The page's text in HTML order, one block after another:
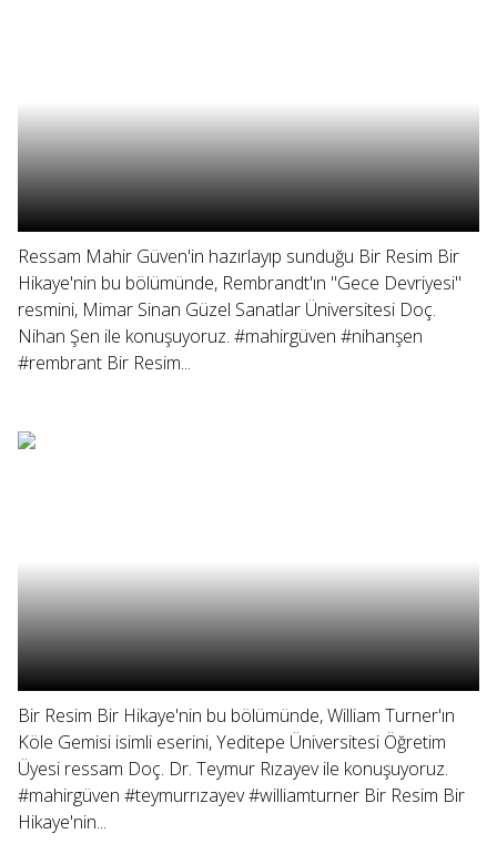
Ressam Mahir Güven'in hazırlayıp sunduğu Bir Resim Bir
Hikaye'nin bu bölümünde, Rembrandt'ın "Gece Devriyesi"
resmini, Mimar Sinan Güzel Sanatlar Üniversitesi Doç.
Nihan Şen ile konuşuyoruz. #mahirgüven #nihanşen
#rembrant Bir Resim...
Bir Resim Bir Hikaye'nin bu bölümünde, William Turner'ın
Köle Gemisi isimli eserini, Yeditepe Üniversitesi Öğretim
Üyesi ressam Doç. Dr. Teymur Rızayev ile konuşuyoruz.
#mahirgüven #teymurrızayev #williamturner Bir Resim Bir
Hikaye'nin...